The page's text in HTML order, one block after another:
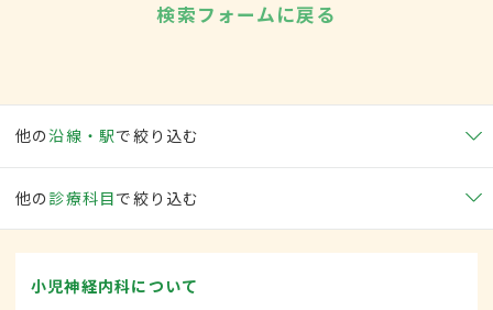
検索フォームに戻る
他の沿線・駅で絞り込む
他の 診療科目で絞り込む
小児神経内科について